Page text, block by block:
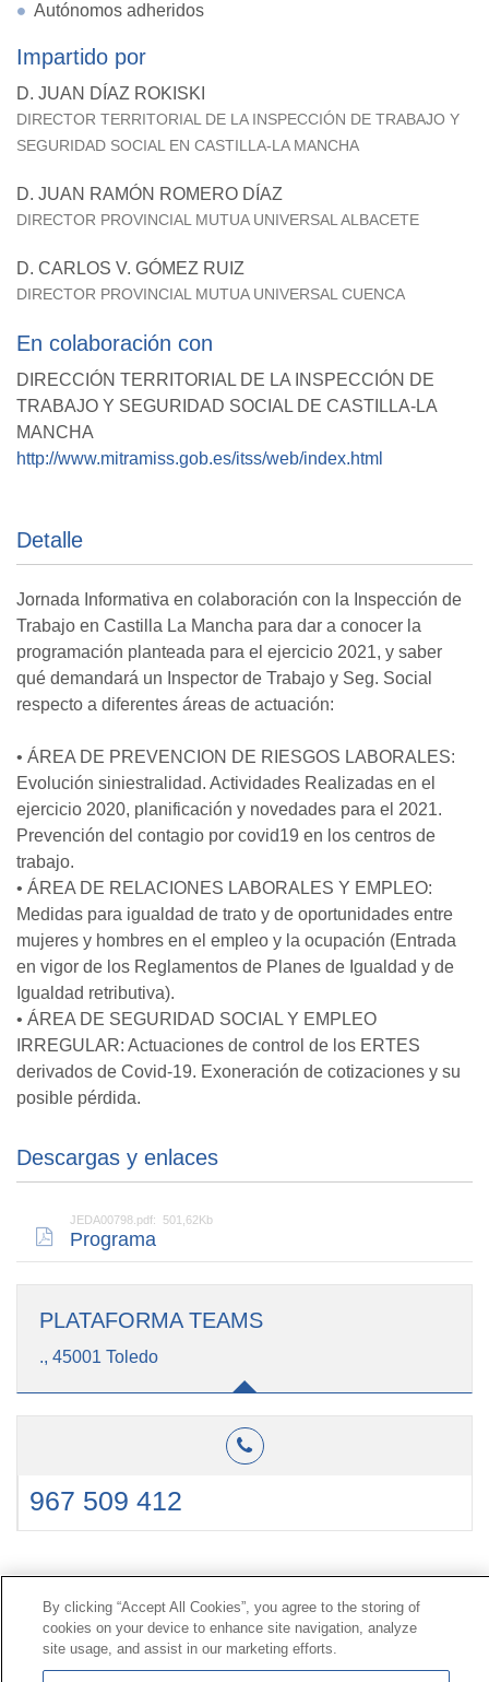
Autónomos adheridos
Impartido por
D. JUAN DÍAZ ROKISKI
DIRECTOR TERRITORIAL DE LA INSPECCIÓN DE TRABAJO Y
SEGURIDAD SOCIAL EN CASTILLA-LA MANCHA
D. JUAN RAMÓN ROMERO DÍAZ
DIRECTOR PROVINCIAL MUTUA UNIVERSAL ALBACETE
D. CARLOS V. GÓMEZ RUIZ
DIRECTOR PROVINCIAL MUTUA UNIVERSAL CUENCA
En colaboración con
DIRECCIÓN TERRITORIAL DE LA INSPECCIÓN DE
TRABAJO Y SEGURIDAD SOCIAL DE CASTILLA-LA
MANCHA
http://www.mitramiss.gob.es/itss/web/index.html
Detalle
Jornada Informativa en colaboración con la Inspección de
Trabajo en Castilla La Mancha para dar a conocer la
programación planteada para el ejercicio 2021, y saber
qué demandará un Inspector de Trabajo y Seg. Social
respecto a diferentes áreas de actuación:
• ÁREA DE PREVENCION DE RIESGOS LABORALES:
Evolución siniestralidad. Actividades Realizadas en el
ejercicio 2020, planificación y novedades para el 2021.
Prevención del contagio por covid19 en los centros de
trabajo.
• ÁREA DE RELACIONES LABORALES Y EMPLEO:
Medidas para igualdad de trato y de oportunidades entre
mujeres y hombres en el empleo y la ocupación (Entrada
en vigor de los Reglamentos de Planes de Igualdad y de
Igualdad retributiva).
• ÁREA DE SEGURIDAD SOCIAL Y EMPLEO
IRREGULAR: Actuaciones de control de los ERTES
derivados de Covid-19. Exoneración de cotizaciones y su
posible pérdida.
Descargas y enlaces
JEDA00798.pdf: 501,62Kb
Programa
PLATAFORMA TEAMS
., 45001 Toledo
967 509 412
Contacto|Perfil del contratante|Reclamaciones
Línea Universal 900 203 203|Zona Privada Comisión de
Prestaciones Especiales|Zona Privada Proveedor
By clicking “Accept All Cookies”, you agree to the storing of
cookies on your device to enhance site navigation, analyze
site usage, and assist in our marketing efforts.